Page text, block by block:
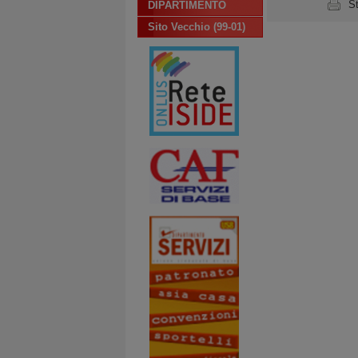
DIPARTIMENTO
Sito Vecchio (99-01)